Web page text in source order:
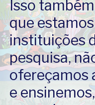
Isso
que
instituições
pesquisa,
ofereçamos
e